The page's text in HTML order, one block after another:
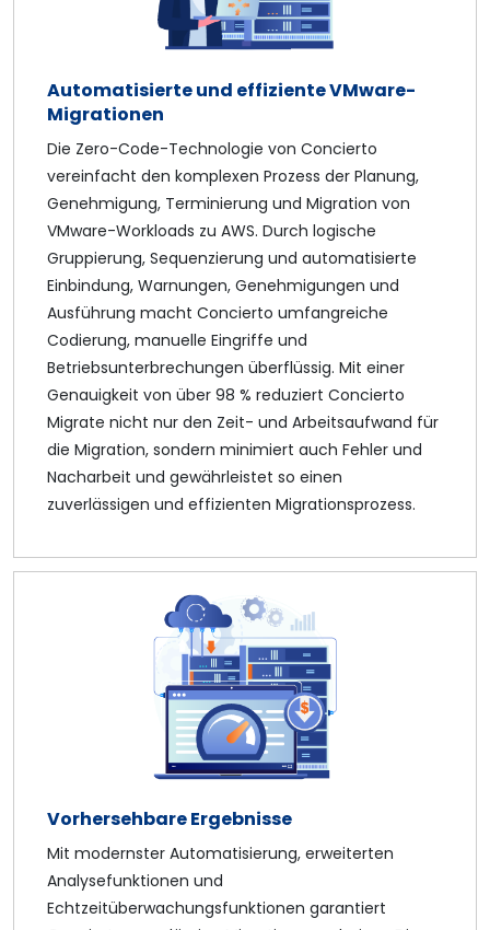
Automatisierte und effiziente VMware-
Migrationen
Die Zero-Code-Technologie von Concierto
vereinfacht den komplexen Prozess der Planung,
Genehmigung, Terminierung und Migration von
VMware-Workloads zu AWS. Durch logische
Gruppierung, Sequenzierung und automatisierte
Einbindung, Warnungen, Genehmigungen und
Ausführung macht Concierto umfangreiche
Codierung, manuelle Eingriffe und
Betriebsunterbrechungen überflüssig. Mit einer
Genauigkeit von über 98 % reduziert Concierto
Migrate nicht nur den Zeit- und Arbeitsaufwand für
die Migration, sondern minimiert auch Fehler und
Nacharbeit und gewährleistet so einen
zuverlässigen und effizienten Migrationsprozess.
Vorhersehbare Ergebnisse
Mit modernster Automatisierung, erweiterten
Analysefunktionen und
Echtzeitüberwachungsfunktionen garantiert